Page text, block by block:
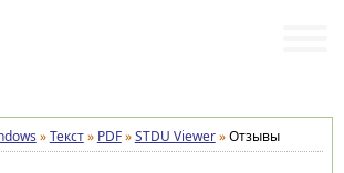
»Текст» PDF»STDU Viewer»Отзывы